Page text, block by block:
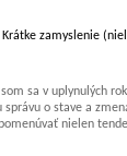
zamyslenie
sa v uplynulých
správu o stave a
nielen